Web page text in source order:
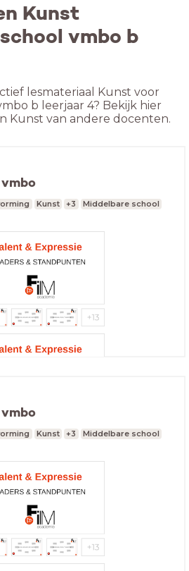
Kunst
vmbo b
lesmateriaal Kunst voor
b leerjaar 4? Bekijk hier
Kunst van andere docenten.
Kunst +3
Middelbare school
Kunst +3
Middelbare school